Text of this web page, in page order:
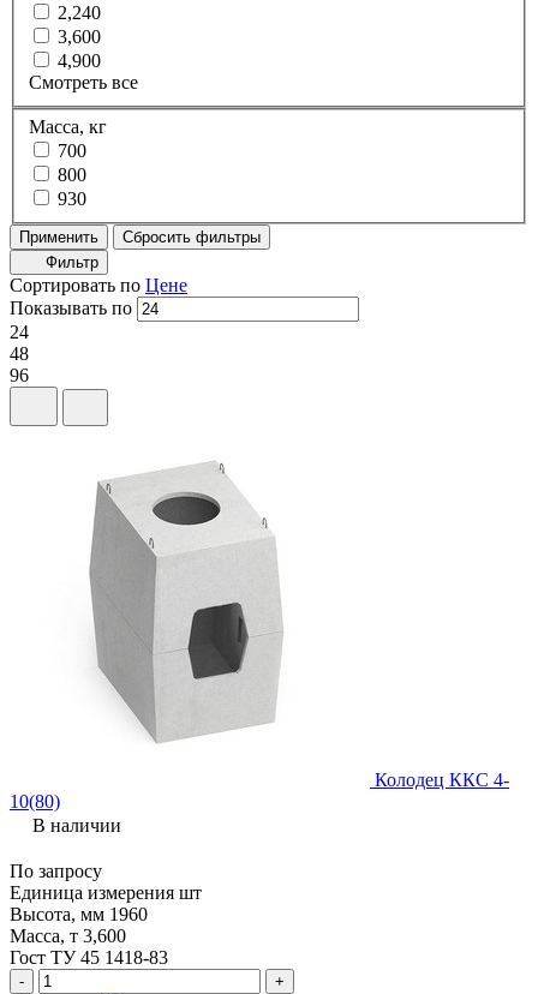
2,240
3,600
4,900
Смотреть все
Масса, кг
700
800
930
Применить
Сбросить фильтры
Фильтр
Сортировать по Цене
Показывать по
24
48
96
Колодец ККС 4-
10(80)
В наличии
По запросу
Единица измерения шт
Высота, мм 1960
Масса, т 3,600
Гост ТУ 45 1418-83
-
+